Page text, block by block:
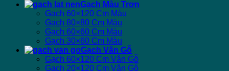
Gạch Màu Trơn
Gạch 60×120 Cm Màu
Gạch 80×80 Cm Màu
Gạch 60×60 Cm Màu
Gạch 30×60 Cm Màu
Gạch Vân Gỗ
Gạch 60×120 Cm Vân Gỗ
Gạch 20×120 Cm Vân Gỗ